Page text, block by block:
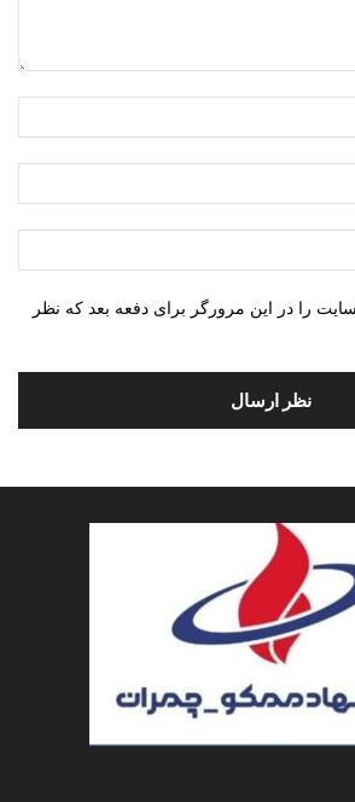
را در این مرورگر برای دفعه بعد که نظر